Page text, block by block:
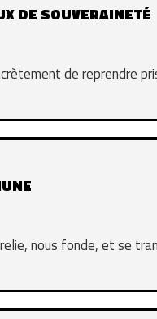
DE SOUVERAINETÉ
de reprendre
relie, nous fonde, et se